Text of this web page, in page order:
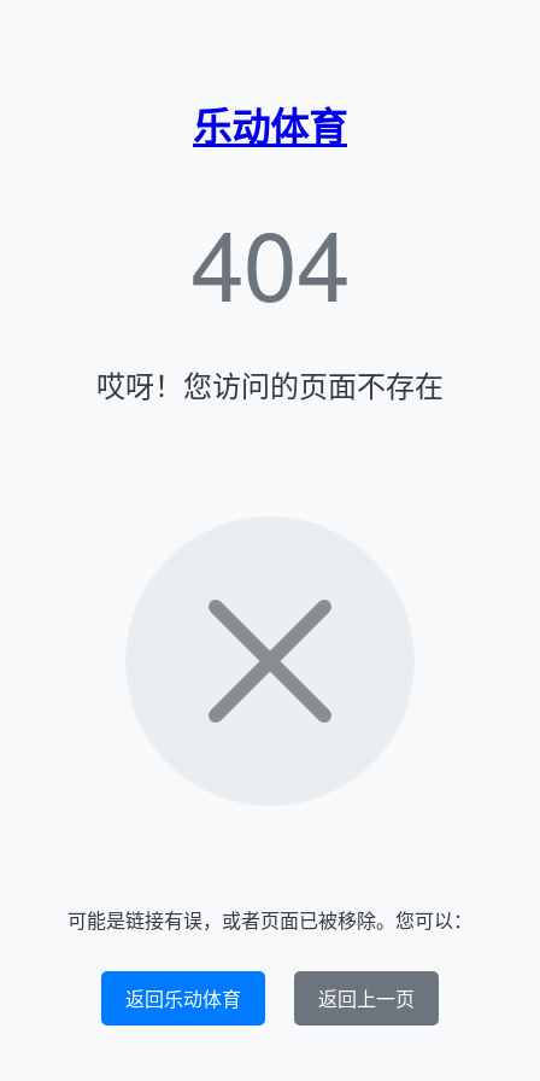
乐动体育
404
哎呀！您访问的页面不存在
可能是链接有误，或者页面已被移除。您可以：
返回乐动体育 返回上一页